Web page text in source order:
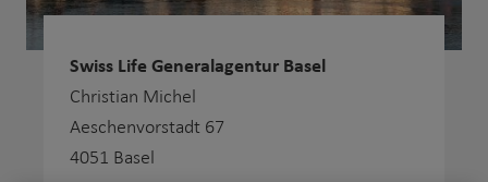
Swiss Life Generalagentur Basel
Christian Michel
Aeschenvorstadt 67
4051 Basel